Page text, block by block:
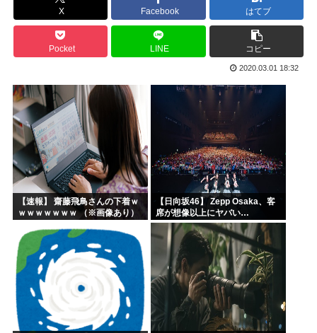
このガンプラなにかわかる？
エッヂ声優大好き部
ラジコンのキングタイガーでスズメバチの巣に突撃「ハチから...
イチローがマリナーズ主催のHRダービーで見せた活躍にML...
高市早苗、また怪しい経歴が出てくるwww
子供にはロボットアニメ以外禁止にするわ
【画像】キオクシア声優・羊宮妃那ちゃん今日も信用できるw...
デスノートの魅上照がめっちゃ好きなんだが
韓国人「最近の日本アニメ業界の勢力図を変えたと言われる作...
X Facebook はてブ
Pocket LINE コピー
2020.03.01 18:32
【速報】 齋藤飛鳥さんの下着ｗ
ｗｗｗｗｗｗｗ （※画像あり）
【日向坂46】 Zepp Osaka、客
席が想像以上にヤバい…